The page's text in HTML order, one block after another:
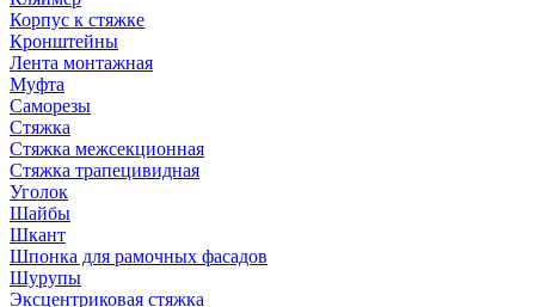
Корпус к стяжке
Кронштейны
Лента монтажная
Муфта
Саморезы
Стяжка
Стяжка межсекционная
Стяжка трапецивидная
Уголок
Шайбы
Шкант
Шпонка для рамочных фасадов
Шурупы
Эксцентриковая стяжка